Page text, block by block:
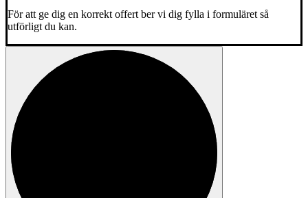
För att ge dig en korrekt offert ber vi dig fylla i formuläret så
utförligt du kan.